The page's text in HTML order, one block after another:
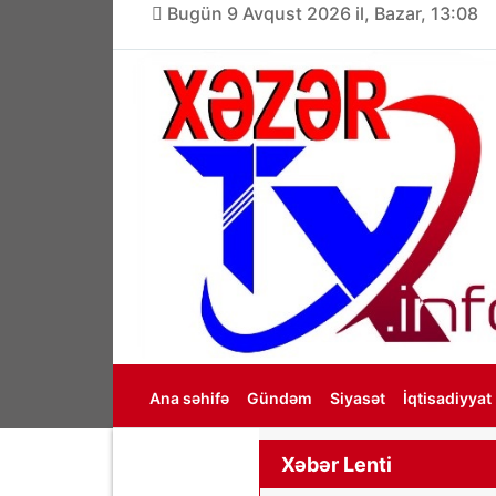
Bugün 9 Avqust 2026 il, Bazar, 13:08
Ana səhifə Gündəm Siyasət İqtisadiyyat
Xəbər Lenti